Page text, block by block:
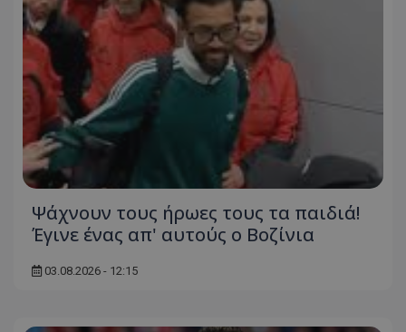
Ψάχνουν τους ήρωες τους τα παιδιά!
Έγινε ένας απ' αυτούς ο Βοζίνια
03.08.2026 - 12:15